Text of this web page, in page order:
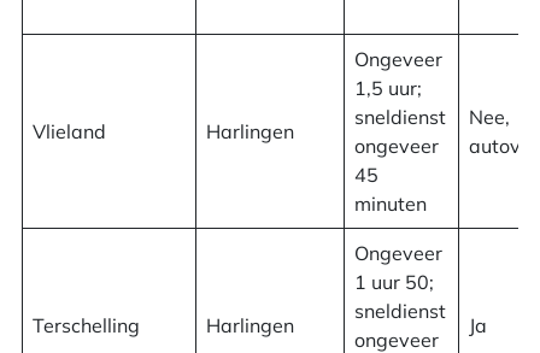
Veelgestelde vragen over de
Vlieland Harlingen
Ongeveer
1,5 uur;
sneldienst
ongeveer
45
minuten
Nee,
autovrij
Terschelling Harlingen
Ongeveer
1 uur 50;
sneldienst
ongeveer
Ja